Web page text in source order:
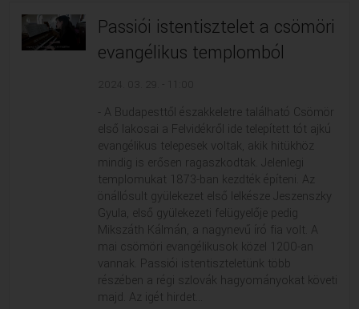
Passiói istentisztelet a csömöri
evangélikus templomból
2024. 03. 29. - 11:00
- A Budapesttől északkeletre található Csömör
első lakosai a Felvidékről ide telepített tót ajkú
evangélikus telepesek voltak, akik hitükhöz
mindig is erősen ragaszkodtak. Jelenlegi
templomukat 1873-ban kezdték építeni. Az
önállósult gyülekezet első lelkésze Jeszenszky
Gyula, első gyülekezeti felügyelője pedig
Mikszáth Kálmán, a nagynevű író fia volt. A
mai csömöri evangélikusok közel 1200-an
vannak. Passiói istentiszteletünk több
részében a régi szlovák hagyományokat követi
majd. Az igét hirdet...